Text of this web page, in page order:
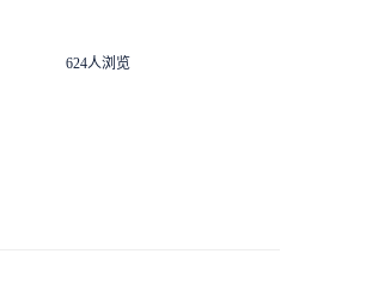
624人浏览